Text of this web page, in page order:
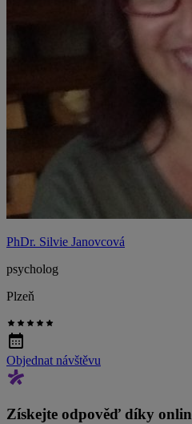
PhDr. Silvie Janovcová
psycholog
Plzeň
Objednat návštěvu
Získejte odpověď díky